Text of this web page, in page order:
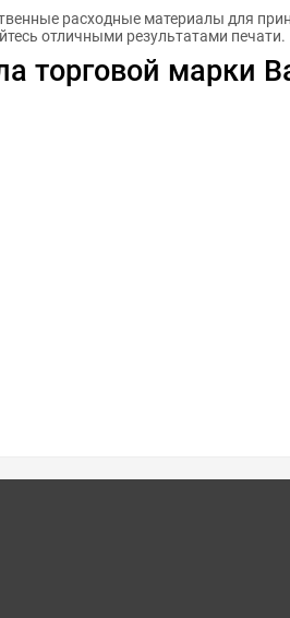
расходные материалы для
отличными результатами печати.
торговой марки